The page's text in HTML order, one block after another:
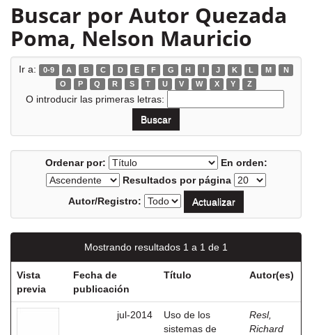
Buscar por Autor Quezada
Poma, Nelson Mauricio
Ir a: 0-9 A B C D E F G H I J K L M
N
O
P Q R S T U V W X Y Z
O introducir las primeras letras:
Ordenar por:
En orden:
Resultados por página
Autor/Registro:
Mostrando resultados 1 a 1 de 1
Vista
previa
Fecha de
publicación
Título Autor(es)
jul-2014
Uso de los
sistemas de
Resl,
Richard